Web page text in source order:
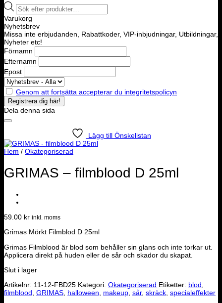
Products
search
Varukorg
Nyhetsbrev
Missa inte erbjudanden, Rabattkoder, VIP-inbjudningar, Utbildningar,
Nyheter etc!
Förnamn
Efternamn
Epost
Genom att fortsätta accepterar du integritetspolicyn
Dela denna sida
Lägg till Önskelistan
Hem / Okategoriserad
GRIMAS – filmblood D 25ml
59.00 kr inkl. moms
Grimas Mörkt Filmblod D 25ml
Grimas Filmblood är blod som behåller sin glans och inte torkar ut.
Applicera direkt på huden eller de sår och skador du skapat.
Slut i lager
Artikelnr: 11-12-FBD25 Kategori: Okategoriserad Etiketter: blod
filmblood GRIMAS halloween makeup sår, skräck specialeffekter